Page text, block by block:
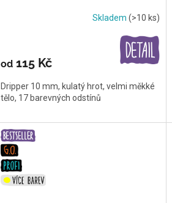
Skladem (>10 ks)
od 115 Kč
Dripper 10 mm, kulatý hrot, velmi měkké
tělo, 17 barevných odstínů